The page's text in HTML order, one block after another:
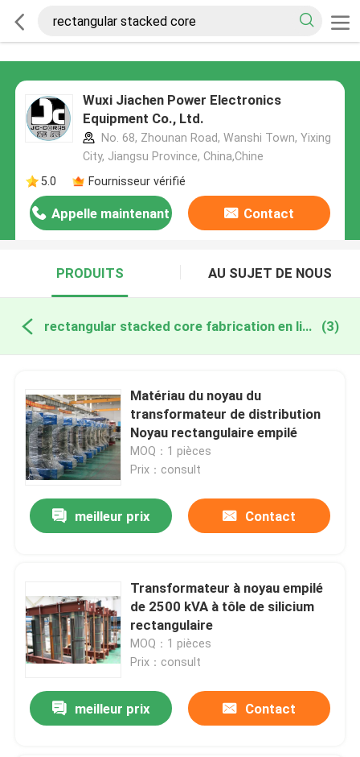
Wuxi Jiachen Power Electronics
Equipment Co., Ltd.
No. 68, Zhounan Road, Wanshi Town, Yixing
City, Jiangsu Province, China,Chine
5.0
Fournisseur vérifié
Appelle maintenant Contact
PRODUITS AU SUJET DE NOUS
rectangular stacked core fabrication en ligne (3)
Matériau du noyau du
transformateur de distribution
Noyau rectangulaire empilé
MOQ：1 pièces
Prix：consult
meilleur prix Contact
Transformateur à noyau empilé
de 2500 kVA à tôle de silicium
rectangulaire
MOQ：1 pièces
Prix：consult
meilleur prix Contact